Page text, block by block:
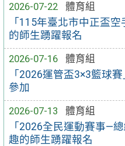
2026-07-22
體育組
「115年臺北市中正盃
的師生踴躍報名
2026-07-16
體育組
「2026運管盃3×3籃球
參加
2026-07-13
體育組
「2026全民運動賽事—
趣的師生踴躍報名